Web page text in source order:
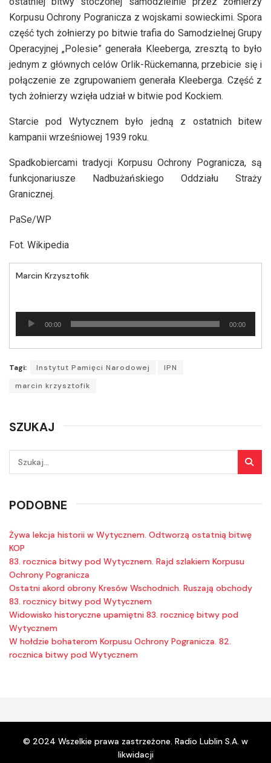
Korpusu Ochrony Pogranicza z wojskami sowieckimi. Spora
część tych żołnierzy po bitwie trafia do Samodzielnej Grupy
Operacyjnej „Polesie” generała Kleeberga, zresztą to było
jednym z głównych celów Orlik-Rückemanna, przebicie się i
połączenie ze zgrupowaniem generała Kleeberga. Część z
tych żołnierzy wzięła udział w bitwie pod Kockiem.
Starcie pod Wytycznem było jedną z ostatnich bitew
kampanii wrześniowej 1939 roku.
Spadkobiercami tradycji Korpusu Ochrony Pogranicza, są
funkcjonariusze Nadbużańskiego Oddziału Straży
Granicznej.
PaSe/WP
Fot. Wikipedia
Marcin Krzysztofik
Odtwarzacz
plików
00:00 00:00
Tagi: Instytut Pamięci Narodowej
IPN
marcin krzysztofik
SZUKAJ
PODOBNE
Żywa lekcja historii w Wytycznem. Odtworzą ostatnią bitwę
KOP
83. rocznica bitwy pod Wytycznem. Rajd szlakiem Korpusu
Ochrony Pogranicza
Ostatni akord obrony Kresów Wschodnich. Ruszają obchody
83. rocznicy bitwy pod Wytycznem
Widowisko historyczne upamiętni 83. rocznicę bitwy pod
Wytycznem
W hołdzie bohaterom Korpusu Ochrony Pogranicza. 82.
rocznica bitwy pod Wytycznem
© 2024 Wszelkie prawa zastrzeżone. Radio Lublin S.A. w
likwidacji